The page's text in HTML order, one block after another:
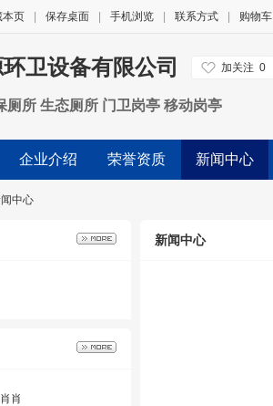
本页 保存桌面 手机浏览 联系方式 购物车
卫设备有限公司 加关注 0
厕所 生态厕所 门卫岗亭 移动岗亭
企业介绍 荣誉资质 新闻中心
中心
肖
新闻中心